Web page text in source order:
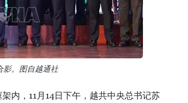
影。图自越通社
内，11月14日下午，越共中央总书记苏